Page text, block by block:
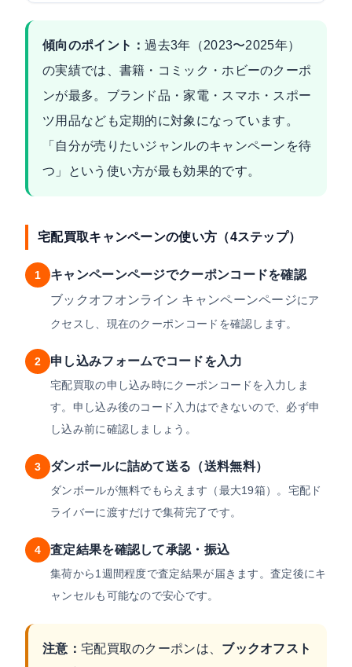
傾向のポイント：過去3年（2023〜2025年）
の実績では、書籍・コミック・ホビーのクーポ
ンが最多。ブランド品・家電・スマホ・スポー
ツ用品なども定期的に対象になっています。
「自分が売りたいジャンルのキャンペーンを待
つ」という使い方が最も効果的です。
宅配買取キャンペーンの使い方（4ステップ）
1
キャンペーンページでクーポンコードを確認
ブックオフオンライン キャンペーンページにア
クセスし、現在のクーポンコードを確認します。
2 申し込みフォームでコードを入力
宅配買取の申し込み時にクーポンコードを入力しま
す。申し込み後のコード入力はできないので、必ず申
し込み前に確認しましょう。
3 ダンボールに詰めて送る（送料無料）
ダンボールが無料でもらえます（最大19箱）。宅配ド
ライバーに渡すだけで集荷完了です。
4 査定結果を確認して承認・振込
集荷から1週間程度で査定結果が届きます。査定後にキ
ャンセルも可能なので安心です。
注意： 宅配買取のクーポンは、 ブックオフスト